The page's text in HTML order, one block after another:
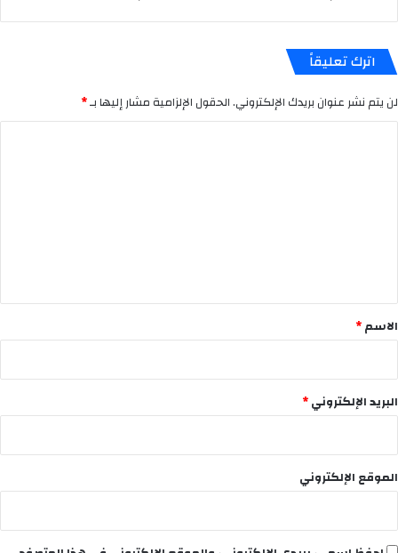
اترك تعليقاً
لن يتم نشر عنوان بريدك الإلكتروني.الحقول الإلزامية مشار إليها بـ*
*
الاسم*
البريد الإلكتروني*
الموقع الإلكتروني